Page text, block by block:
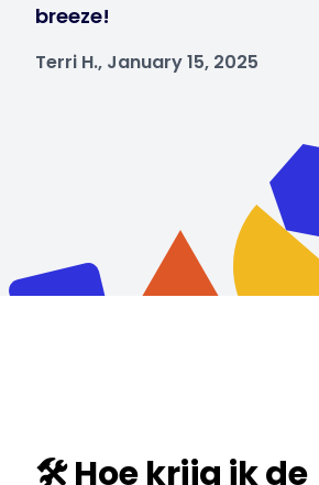
breeze!
Terri H., January 15, 2025
🛠️ Hoe krijg ik de